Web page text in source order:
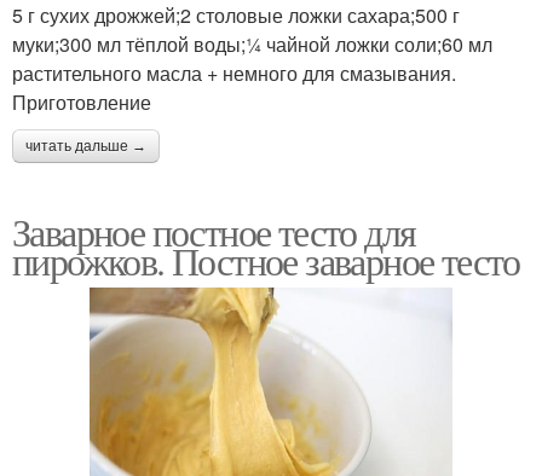
5 г сухих дрожжей;2 столовые ложки сахара;500 г
муки;300 мл тёплой воды;¼ чайной ложки соли;60 мл
растительного масла + немного для смазывания.
Приготовление
читать дальше →
Заварное постное тесто для
пирожков. Постное заварное тесто